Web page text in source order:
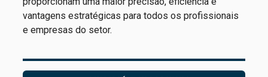
vantagens estratégicas para todos os profissionais
e empresas do setor.